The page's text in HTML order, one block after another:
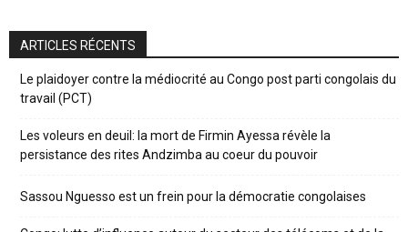
ARTICLES RÉCENTS
Le plaidoyer contre la médiocrité au Congo post parti congolais du
travail (PCT)
Les voleurs en deuil: la mort de Firmin Ayessa révèle la
persistance des rites Andzimba au coeur du pouvoir
Sassou Nguesso est un frein pour la démocratie congolaises